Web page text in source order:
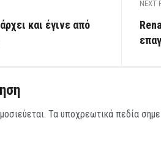
και έγινε από
NEXT
Τα υποχρεωτικά πεδία